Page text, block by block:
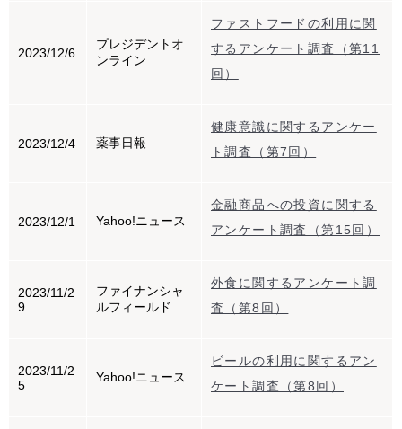
2023/12/6
プレジデントオ
ンライン
ファストフードの利用に関
するアンケート調査（第11
回）
2023/12/4 薬事日報
健康意識に関するアンケー
ト調査（第7回）
2023/12/1 Yahoo!ニュース
金融商品への投資に関する
アンケート調査（第15回）
2023/11/2
9
ファイナンシャ
ルフィールド
外食に関するアンケート調
査（第8回）
2023/11/2
5
Yahoo!ニュース
ビールの利用に関するアン
ケート調査（第8回）